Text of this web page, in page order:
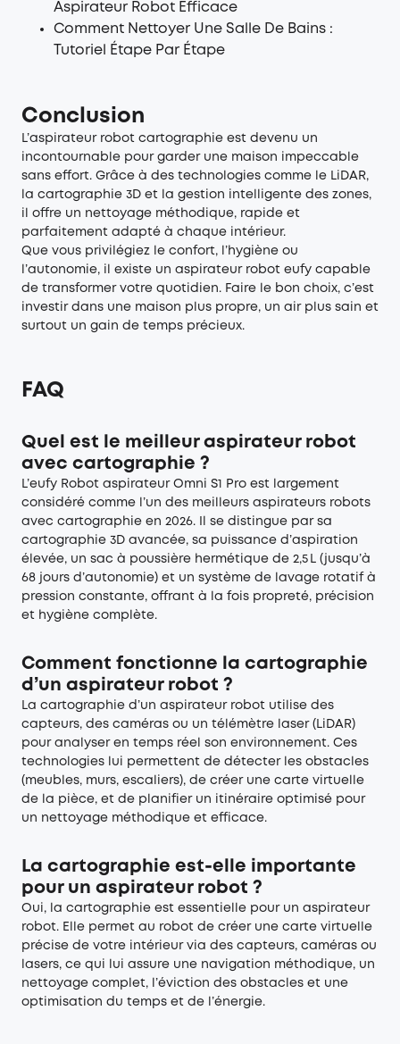
Aspirateur Robot Efficace
Comment Nettoyer Une Salle De Bains :
Tutoriel Étape Par Étape
Conclusion
L’aspirateur robot cartographie est devenu un
incontournable pour garder une maison impeccable
sans effort. Grâce à des technologies comme le LiDAR,
la cartographie 3D et la gestion intelligente des zones,
il offre un nettoyage méthodique, rapide et
parfaitement adapté à chaque intérieur.
Que vous privilégiez le confort, l’hygiène ou
l’autonomie, il existe un aspirateur robot eufy capable
de transformer votre quotidien. Faire le bon choix, c’est
investir dans une maison plus propre, un air plus sain et
surtout un gain de temps précieux.
FAQ
Quel est le meilleur aspirateur robot
avec cartographie ?
L’eufy Robot aspirateur Omni S1 Pro est largement
considéré comme l’un des meilleurs aspirateurs robots
avec cartographie en 2026. Il se distingue par sa
cartographie 3D avancée, sa puissance d’aspiration
élevée, un sac à poussière hermétique de 2,5 L (jusqu’à
68 jours d’autonomie) et un système de lavage rotatif à
pression constante, offrant à la fois propreté, précision
et hygiène complète.
Comment fonctionne la cartographie
d’un aspirateur robot ?
La cartographie d’un aspirateur robot utilise des
capteurs, des caméras ou un télémètre laser (LiDAR)
pour analyser en temps réel son environnement. Ces
technologies lui permettent de détecter les obstacles
(meubles, murs, escaliers), de créer une carte virtuelle
de la pièce, et de planifier un itinéraire optimisé pour
un nettoyage méthodique et efficace.
La cartographie est-elle importante
pour un aspirateur robot ?
Oui, la cartographie est essentielle pour un aspirateur
robot. Elle permet au robot de créer une carte virtuelle
précise de votre intérieur via des capteurs, caméras ou
lasers, ce qui lui assure une navigation méthodique, un
nettoyage complet, l’éviction des obstacles et une
optimisation du temps et de l’énergie.